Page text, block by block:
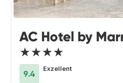
AC Hotel by
★★★★
9.4
Exzellent